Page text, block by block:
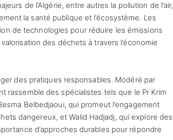
de l’Algérie, entre autres la pollution de l’air,
la santé publique et l’écosystème. Les
de technologies pour réduire les émissions
des déchets à travers l’économie
des pratiques responsables. Modéré par
rassemble des spécialistes tels que le Pr Krim
Belbedjaoui, qui promeut l’engagement
dangereux, et Walid Hadjadj, qui explore des
d’approches durables pour répondre